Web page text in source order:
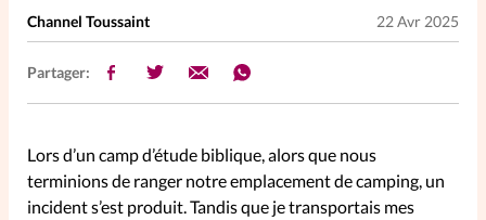
Lifestyle
Littérature
PersonnElles
RelationnElles
Channel Toussaint 22 Avr 2025
Partager:
Lors d’un camp d’étude biblique, alors que nous
terminions de ranger notre emplacement de camping, un
incident s’est produit. Tandis que je transportais mes